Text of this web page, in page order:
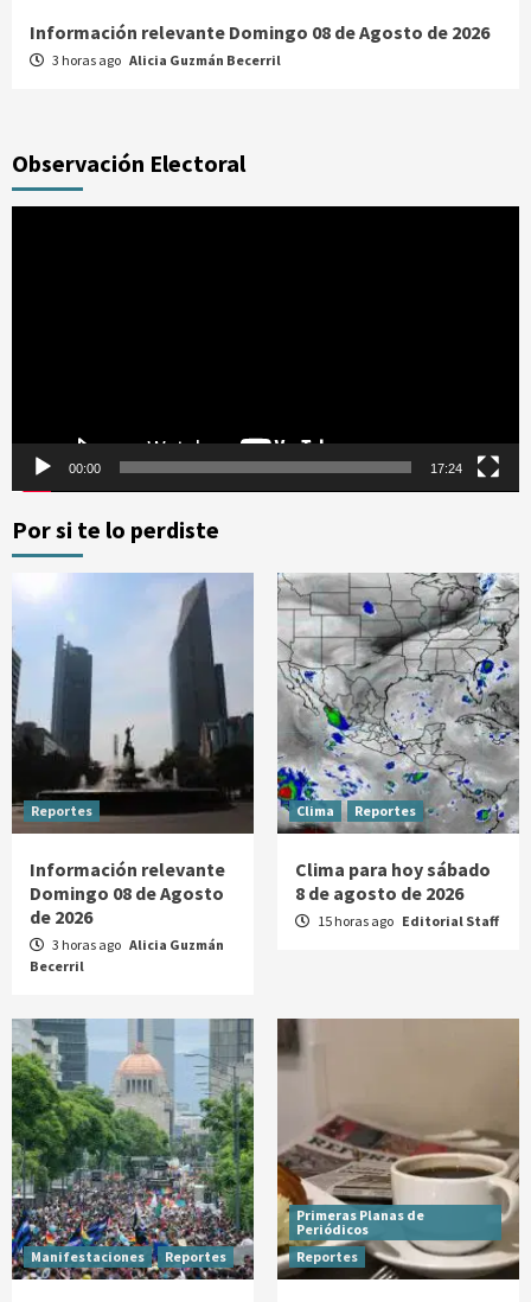
Información relevante Domingo 08 de Agosto de 2026
3 horas ago Alicia Guzmán Becerril
Observación Electoral
00:00 17:24
Por si te lo perdiste
Reportes
Información relevante
Domingo 08 de Agosto
de 2026
3 horas ago Alicia Guzmán
Becerril
Clima Reportes
Clima para hoy sábado
8 de agosto de 2026
15 horas ago Editorial Staff
Manifestaciones Reportes
Primeras Planas de
Periódicos
Reportes